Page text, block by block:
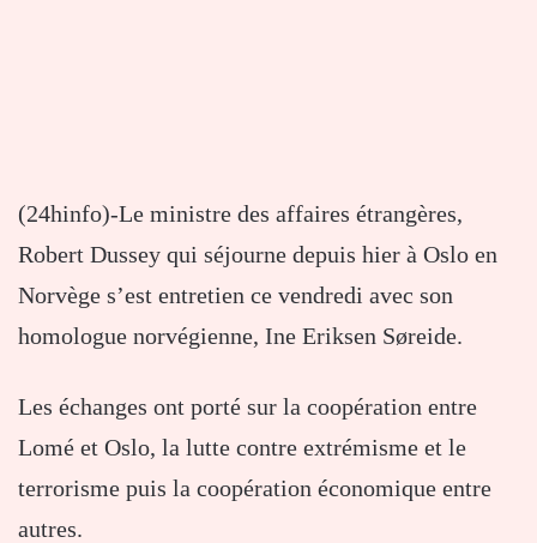
(24hinfo)-Le ministre des affaires étrangères,
Robert Dussey qui séjourne depuis hier à Oslo en
Norvège s’est entretien ce vendredi avec son
homologue norvégienne, Ine Eriksen Søreide.
Les échanges ont porté sur la coopération entre
Lomé et Oslo, la lutte contre extrémisme et le
terrorisme puis la coopération économique entre
autres.